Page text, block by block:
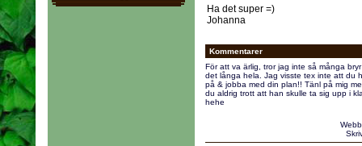
Ha det super =)
Johanna
Kommentarer
För att va ärlig, tror jag inte så många
det långa hela. Jag visste tex inte att du
på & jobba med din plan!! Tänl på mig
du aldrig trott att han skulle ta sig upp i
hehe